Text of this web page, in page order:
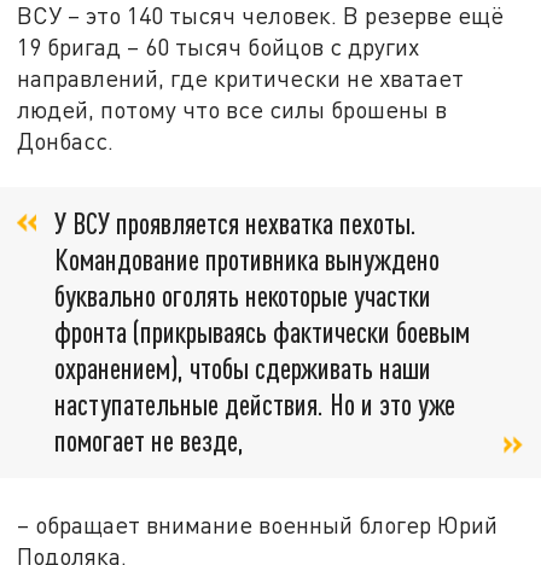
ВСУ – это 140 тысяч человек. В резерве ещё
19 бригад – 60 тысяч бойцов с других
направлений, где критически не хватает
людей, потому что все силы брошены в
Донбасс.
У ВСУ проявляется нехватка пехоты.
Командование противника вынуждено
буквально оголять некоторые участки
фронта (прикрываясь фактически боевым
охранением), чтобы сдерживать наши
наступательные действия. Но и это уже
помогает не везде,
– обращает внимание военный блогер Юрий
Подоляка.